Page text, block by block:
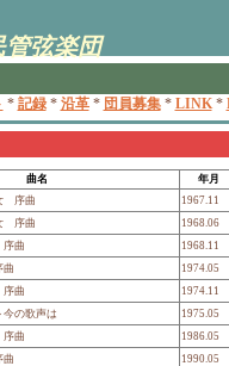
曲名
年月
序曲
1967.11
序曲
1968.06
曲
1968.11
曲
1974.05
曲
1974.11
今の歌声は
1975.05
曲
1986.05
曲
1990.05